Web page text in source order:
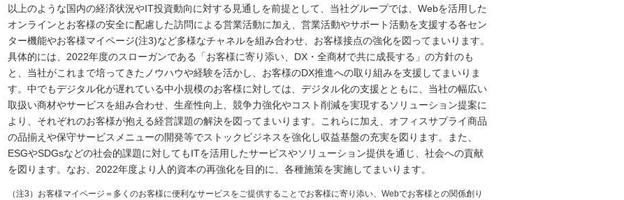
以上のような国内の経済状況やIT投資動向に対する見通しを前提として、当社グループでは、Webを活用した
オンラインとお客様の安全に配慮した訪問による営業活動に加え、営業活動やサポート活動を支援する各セン
ター機能やお客様マイページ(注3)など多様なチャネルを組み合わせ、お客様接点の強化を図ってまいります。
具体的には、2022年度のスローガンである「お客様に寄り添い、DX・全商材で共に成長する」の方針のも
と、当社がこれまで培ってきたノウハウや経験を活かし、お客様のDX推進への取り組みを支援してまいりま
す。中でもデジタル化が遅れている中小規模のお客様に対しては、デジタル化の支援とともに、当社の幅広い
取扱い商材やサービスを組み合わせ、生産性向上、競争力強化やコスト削減を実現するソリューション提案に
より、それぞれのお客様が抱える経営課題の解決を図ってまいります。これらに加え、オフィスサプライ商品
の品揃えや保守サービスメニューの開発等でストックビジネスを強化し収益基盤の充実を図ります。また、
ESGやSDGsなどの社会的課題に対してもITを活用したサービスやソリューション提供を通じ、社会への貢献
を図ります。なお、2022年度より人的資本の再強化を目的に、各種施策を実施してまいります。
（注3）お客様マイページ＝多くのお客様に便利なサービスをご提供することでお客様に寄り添い、Webでお客様との関係創り